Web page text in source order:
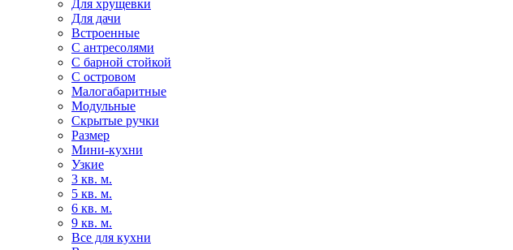
Для хрущевки
Для дачи
Встроенные
С антресолями
С барной стойкой
С островом
Малогабаритные
Модульные
Скрытые ручки
Размер
Мини-кухни
Узкие
3 кв. м.
5 кв. м.
6 кв. м.
9 кв. м.
Все для кухни